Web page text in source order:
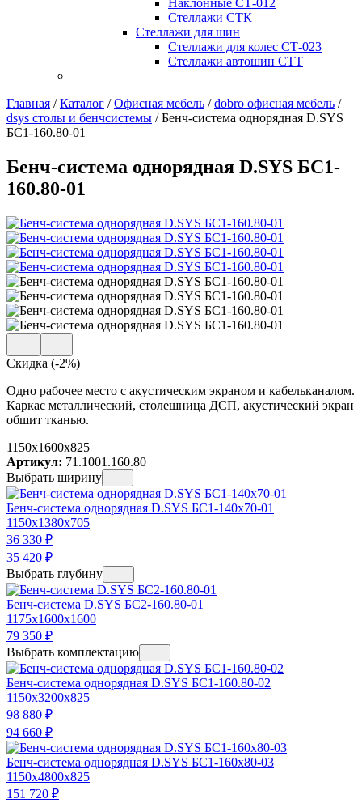
Наклонные СТ-012
Стеллажи СТК
Стеллажи для шин
Стеллажи для колес СТ-023
Стеллажи автошин СТТ
Главная /Каталог /Офисная мебель /dobro офисная мебель /
dsys столы и бенчсистемы /Бенч-система однорядная D.SYS
БС1-160.80-01
Бенч-система однорядная D.SYS БС1-
160.80-01
Скидка (-2%)
Одно рабочее место с акустическим экраном и кабельканалом.
Каркас металлический, столешница ДСП, акустический экран
обшит тканью.
1150x1600x825
Артикул: 71.1001.160.80
Выбрать ширину
Бенч-система однорядная D.SYS БС1-140х70-01
1150x1380x705
36 330 ₽
35 420 ₽
Выбрать глубину
Бенч-система D.SYS БС2-160.80-01
1175x1600x1600
79 350 ₽
Выбрать комплектацию
Бенч-система однорядная D.SYS БС1-160.80-02
1150x3200x825
98 880 ₽
94 660 ₽
Бенч-система однорядная D.SYS БС1-160х80-03
1150x4800x825
151 720 ₽